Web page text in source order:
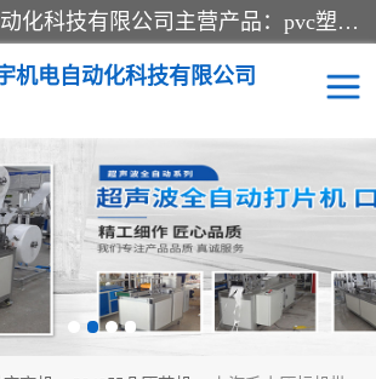
常州联宇机电自动化科技有限公司主营产品：pvc塑料焊机、高频热合机、软膜天花压边机、服装布料凹凸压花机、布料3d压印设备、服装植胶设备、超声波布料花边机、无纺布热合机、全自动压花机。
机电自动化科技有限公司
花模具 超声波热合机
超声波花边机
机 凹凸压花机压标机